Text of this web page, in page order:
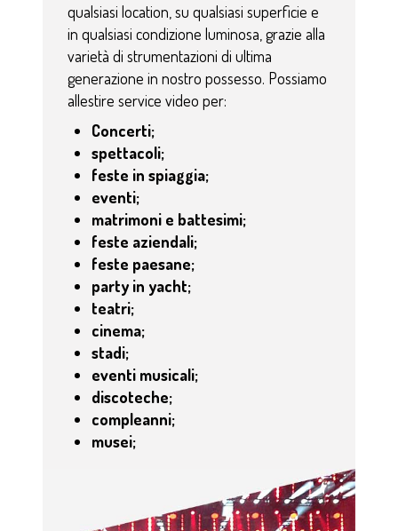
qualsiasi location, su qualsiasi superficie e
in qualsiasi condizione luminosa, grazie alla
varietà di strumentazioni di ultima
generazione in nostro possesso. Possiamo
allestire service video per:
Concerti;
spettacoli;
feste in spiaggia;
eventi;
matrimoni e battesimi;
feste aziendali;
feste paesane;
party in yacht;
teatri;
cinema;
stadi;
eventi musicali;
discoteche;
compleanni;
musei;